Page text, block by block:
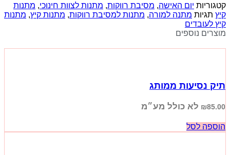
קטגוריות יום האישה, מסיבת רווקות, מתנות לצוות חינוכי, מתנות
קיץ תגיות מתנה למורה, מתנות למסיבת רווקות, מתנות קיץ, מתנות
קיץ לעובדים
מוצרים נוספים
תיק נסיעות ממותג
₪85.00 לא כולל מע״מ
הוספה לסל